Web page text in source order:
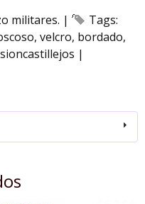
militares. |
Tags:
velcro bordado
|